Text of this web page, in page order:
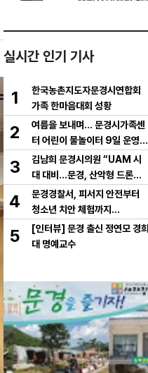
실시간 인기 기사
1
한국농촌지도자문경시연합회
가족 한마음대회 성황
2
여름을 보내며… 문경시가족센
터 어린이 물놀이터 9일 운영
마무리
3
김남희 문경시의원 “UAM 시
대 대비…문경, 산악형 드론산
업 중심도시로 도약해야”
4
문경경찰서, 피서지 안전부터
청소년 치안 체험까지…
5
[인터뷰] 문경 출신 정연모 경희
대 명예교수